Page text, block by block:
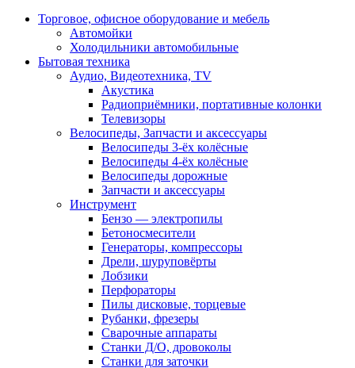
Торговое, офисное оборудование и мебель
Автомойки
Холодильники автомобильные
Бытовая техника
Аудио, Видеотехника, TV
Акустика
Радиоприёмники, портативные колонки
Телевизоры
Велосипеды, Запчасти и аксессуары
Велосипеды 3-ёх колёсные
Велосипеды 4-ёх колёсные
Велосипеды дорожные
Запчасти и аксессуары
Инструмент
Бензо — электропилы
Бетоносмесители
Генераторы, компрессоры
Дрели, шуруповёрты
Лобзики
Перфораторы
Пилы дисковые, торцевые
Рубанки, фрезеры
Сварочные аппараты
Станки Д/О, дровоколы
Станки для заточки